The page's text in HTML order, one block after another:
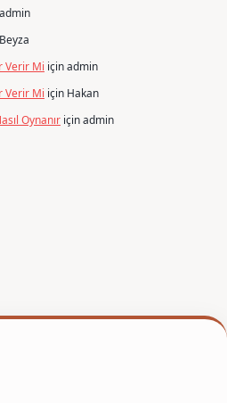
admin
Beyza
Verir Mi içinadmin
Verir Mi için Hakan
Oynanır içinadmin